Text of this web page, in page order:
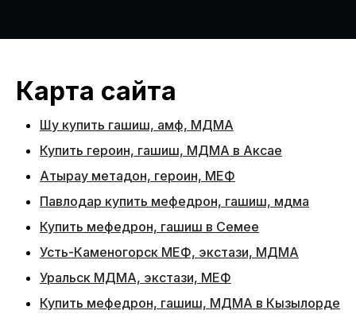
Карта сайта
Шу купить гашиш, амф, МДМА
Купить героин, гашиш, МДМА в Аксае
Атырау метадон, героин, МЕФ
Павлодар купить мефедрон, гашиш, мдма
Купить мефедрон, гашиш в Семее
Усть-Каменогорск МЕФ, экстази, МДМА
Уральск МДМА, экстази, МЕФ
Купить мефедрон, гашиш, МДМА в Кызылорде